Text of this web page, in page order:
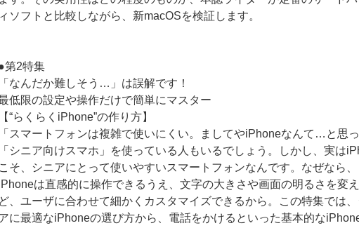
ィソフトと比較しながら、新macOSを検証します。
第2特集
「なんだか難しそう…」は誤解です！
低限の設定や操作だけで簡単にマスター
【“らくらくiPhone”の作り方】
「スマートフォンは複雑で使いにくい。ましてやiPhoneなんて…と思
「シニア向けスマホ」を使っている人もいるでしょう。しかし、実は
こそ、シニアにとって使いやすいスマートフォンなんです。なぜなら、
は直感的に操作できるうえ、文字の大きさや画面の明るさを変
ど、ユーザに合わせて細かくカスタマイズできるから。この特集では
に最適なiPhoneの選び方から、電話をかけるといった基本的な